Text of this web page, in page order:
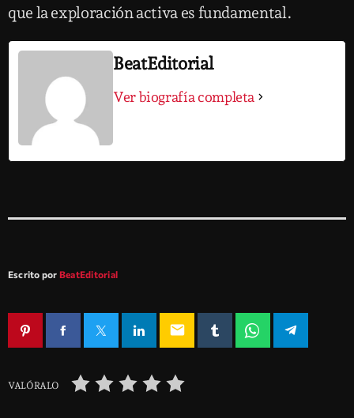
que la exploración activa es fundamental.
BeatEditorial
Ver biografía completa
Escrito por BeatEditorial
email
VALÓRALO